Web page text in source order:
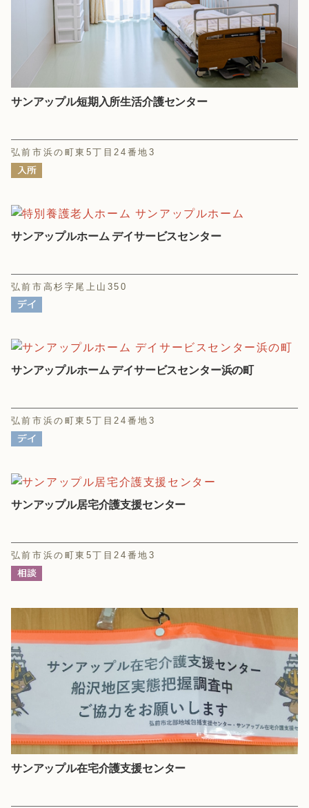
サンアップル短期入所生活介護センター
弘前市浜の町東5丁目24番地3
サンアップルホーム デイサービスセンター
弘前市高杉字尾上山350
サンアップルホーム デイサービスセンター浜の町
弘前市浜の町東5丁目24番地3
サンアップル居宅介護支援センター
弘前市浜の町東5丁目24番地3
サンアップル在宅介護支援センター